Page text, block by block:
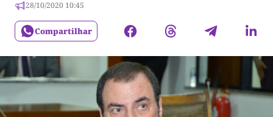
28/10/2020 10:45
Compartilhar